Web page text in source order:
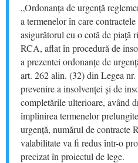
„Ordonanța de urgență
a termenelor în care
asigurătorul cu o cotă de piaţă
RCA, aflat în procedură de
a prezentei ordonanțe de
art. 262 alin. (32) din Legea
prevenire a insolvenței și de
completările ulterioare, având
împlinirea termenelor
urgență, numărul de contracte
valabilitate va fi redus într-o
precizat în proiectul de lege.